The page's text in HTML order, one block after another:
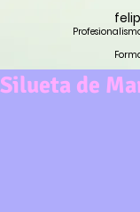
Silueta de